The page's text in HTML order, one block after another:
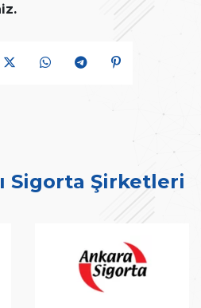
Sigorta Şirketleri